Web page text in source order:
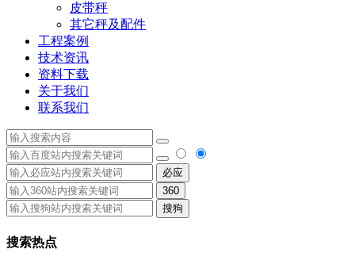
皮带秤
其它秤及配件
工程案例
技术资讯
资料下载
关于我们
联系我们
必应
360
搜狗
搜索热点